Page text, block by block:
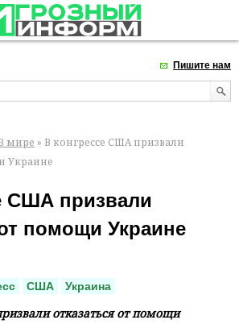
Пишите нам
мире » В конгрессе США призвали
Украине
США призвали
помощи Украине
США Украина
отказаться от помощи